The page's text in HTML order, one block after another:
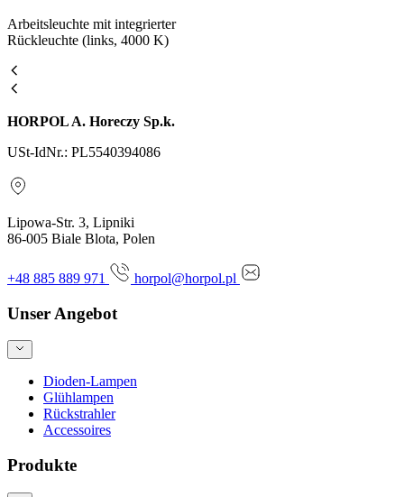
Arbeitsleuchte mit integrierter
Rückleuchte (links, 4000 K)
HORPOL A. Horeczy Sp.k.
USt-IdNr.: PL5540394086
Lipowa-Str. 3, Lipniki
86-005 Biale Blota, Polen
+48 885 889 971 horpol@horpol.pl
Unser Angebot
Dioden-Lampen
Glühlampen
Rückstrahler
Accessoires
Produkte